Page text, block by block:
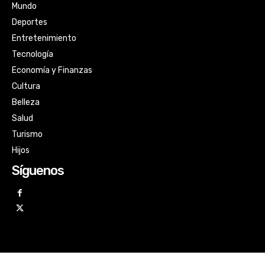
Mundo
Deportes
Entretenimiento
Tecnología
Economía y Finanzas
Cultura
Belleza
Salud
Turismo
Hijos
Síguenos